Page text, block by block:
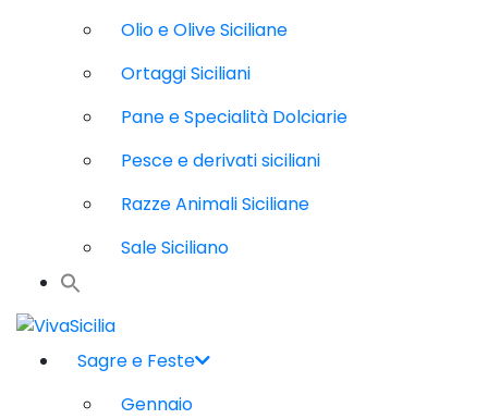
Olio e Olive Siciliane
Ortaggi Siciliani
Pane e Specialità Dolciarie
Pesce e derivati siciliani
Razze Animali Siciliane
Sale Siciliano
Sagre e Feste
Gennaio